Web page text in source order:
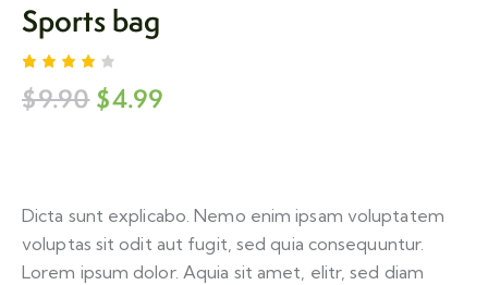
Sports bag
Rated
4.00
out of
1
rating
$9.90 $4.99
Dicta sunt explicabo. Nemo enim ipsam voluptatem
voluptas sit odit aut fugit, sed quia consequuntur.
Lorem ipsum dolor. Aquia sit amet, elitr, sed diam